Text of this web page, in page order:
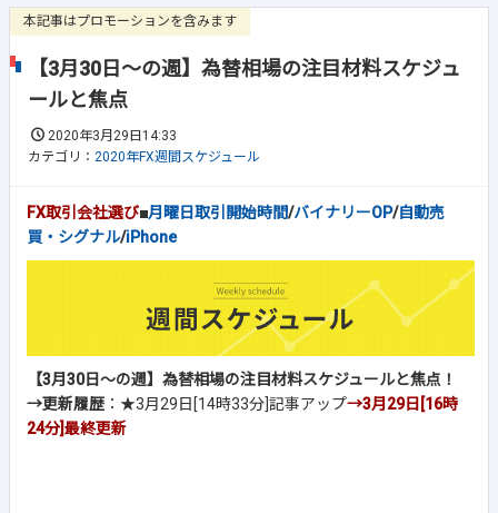
本記事はプロモーションを含みます
【3月30日～の週】為替相場の注目材料スケジュ
ールと焦点
2020年3月29日14:33
カテゴリ： 2020年FX週間スケジュール
FX取引会社選び■月曜日取引開始時間/バイナリーOP/自動売
買・シグナル/iPhone
【3月30日～の週】為替相場の注目材料スケジュールと焦点！
→更新履歴 ：★3月29日[14時33分]記事アップ→3月29日[16時
24分]最終更新